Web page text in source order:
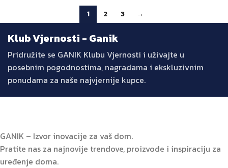
1 2 3 →
Klub Vjernosti - Ganik
Pridružite se GANIK Klubu Vjernosti i uživajte u
posebnim pogodnostima, nagradama i ekskluzivnim
ponudama za naše najvjernije kupce.
GANIK – Izvor inovacije za vaš dom.
Pratite nas za najnovije trendove, proizvode i inspiraciju za
uređenje doma.